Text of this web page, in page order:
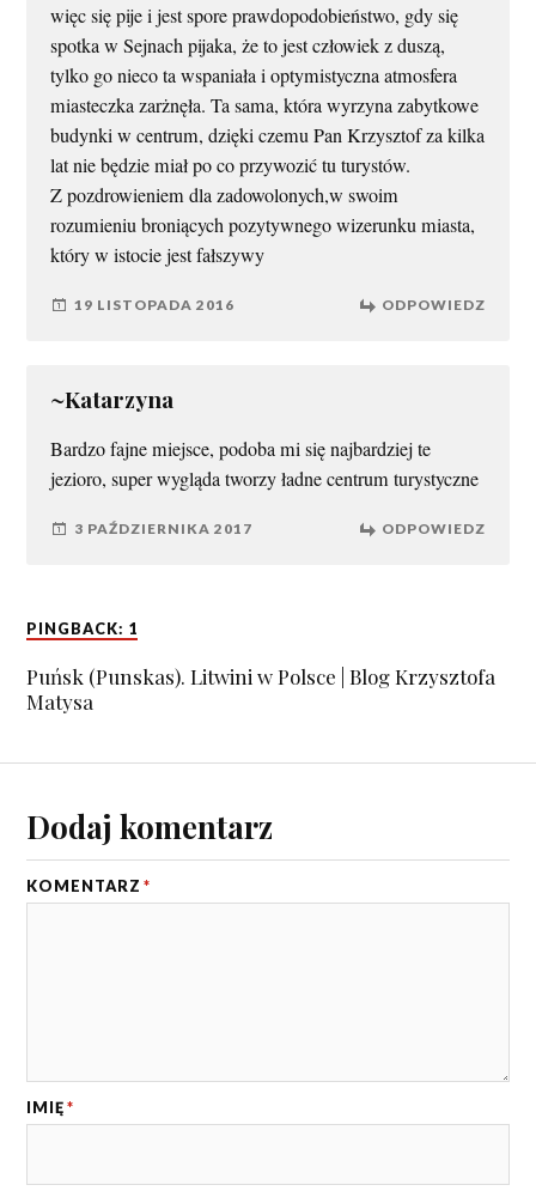
więc się pije i jest spore prawdopodobieństwo, gdy się
spotka w Sejnach pijaka, że to jest człowiek z duszą,
tylko go nieco ta wspaniała i optymistyczna atmosfera
miasteczka zarżnęła. Ta sama, która wyrzyna zabytkowe
budynki w centrum, dzięki czemu Pan Krzysztof za kilka
lat nie będzie miał po co przywozić tu turystów.
Z pozdrowieniem dla zadowolonych,w swoim
rozumieniu broniących pozytywnego wizerunku miasta,
który w istocie jest fałszywy
19 LISTOPADA 2016 ODPOWIEDZ
~Katarzyna
Bardzo fajne miejsce, podoba mi się najbardziej te
jezioro, super wygląda tworzy ładne centrum turystyczne
3 PAŹDZIERNIKA 2017 ODPOWIEDZ
PINGBACK: 1
Puńsk (Punskas). Litwini w Polsce | Blog Krzysztofa
Matysa
Dodaj komentarz
KOMENTARZ *
IMIĘ *